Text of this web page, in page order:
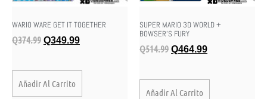
WARIO WARE GET IT TOGETHER
Q374.99 Q349.99
Añadir Al Carrito
SUPER MARIO 3D WORLD +
BOWSER’S FURY
Q514.99 Q464.99
Añadir Al Carrito